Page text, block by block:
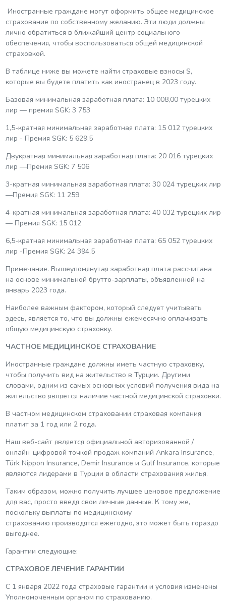
Иностранные граждане могут оформить общее медицинское
страхование по собственному желанию. Эти люди должны
лично обратиться в ближайший центр социального
обеспечения, чтобы воспользоваться общей медицинской
страховкой.
В таблице ниже вы можете найти страховые взносы S,
которые вы будете платить как иностранец в 2023 году.
Базовая минимальная заработная плата: 10 008,00 турецких
лир — премия SGK: 3 753
1,5-кратная минимальная заработная плата: 15 012 турецких
лир - Премия SGK: 5 629,5
Двукратная минимальная заработная плата: 20 016 турецких
лир —Премия SGK: 7 506
3-кратная минимальная заработная плата: 30 024 турецких лир
—Премия SGK: 11 259
4-кратная минимальная заработная плата: 40 032 турецких лир
— Премия SGK: 15 012
6,5-кратная минимальная заработная плата: 65 052 турецких
лир -Премия SGK: 24 394,5
Примечание. Вышеупомянутая заработная плата рассчитана
на основе минимальной брутто-зарплаты, объявленной на
январь 2023 года.
Наиболее важным фактором, который следует учитывать
здесь, является то, что вы должны ежемесячно оплачивать
общую медицинскую страховку.
ЧАСТНОЕ МЕДИЦИНСКОЕ СТРАХОВАНИЕ
Иностранные граждане должны иметь частную страховку,
чтобы получить вид на жительство в Турции. Другими
словами, одним из самых основных условий получения вида на
жительство является наличие частной медицинской страховки.
В частном медицинском страховании страховая компания
платит за 1 год или 2 года.
Наш веб-сайт является официальной авторизованной /
онлайн-цифровой точкой продаж компаний Ankara Insurance,
Türk Nippon Insurance, Demir Insurance и Gulf Insurance, которые
являются лидерами в Турции в области страхования жилья.
Таким образом, можно получить лучшее ценовое предложение
для вас, просто введя свои личные данные. К тому же,
поскольку выплаты по медицинскому
страхованию производятся ежегодно, это может быть гораздо
выгоднее.
Гарантии следующие:
СТРАХОВОЕ ЛЕЧЕНИЕ ГАРАНТИИ
С 1 января 2022 года страховые гарантии и условия изменены
Уполномоченным органом по страхованию.